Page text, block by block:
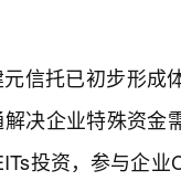
信托已初步形
决企业特殊资
投资，参与企